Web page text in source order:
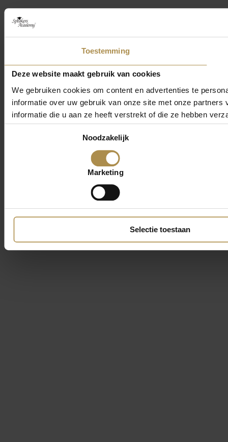
Toestemming
Deze website maakt gebruik van cookies
We gebruiken cookies om content en advertenties te
informatie over uw gebruik van onze site met onze
informatie die u aan ze heeft verstrekt of die ze hebben
Noodzakelijk
Marketing
Selectie toestaan